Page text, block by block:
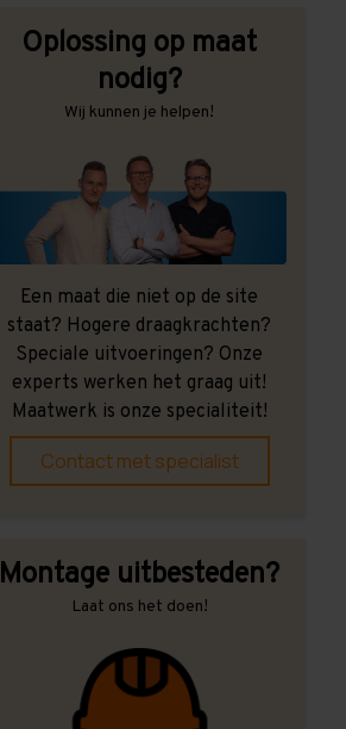
Oplossing op maat
nodig?
Wij kunnen je helpen!
Een maat die niet op de site
staat? Hogere draagkrachten?
Speciale uitvoeringen? Onze
experts werken het graag uit!
Maatwerk is onze specialiteit!
Contact met specialist
Montage uitbesteden?
Laat ons het doen!